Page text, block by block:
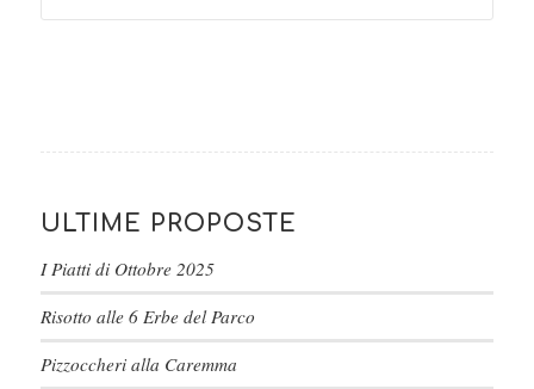
ULTIME PROPOSTE
I Piatti di Ottobre 2025
Risotto alle 6 Erbe del Parco
Pizzoccheri alla Caremma